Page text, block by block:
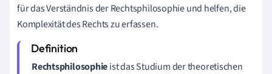
für das Verständnis der Rechtsphilosophie und helfen, die
Komplexität des Rechts zu erfassen.
Rechtsphilosophieist das Studium der theoretischen